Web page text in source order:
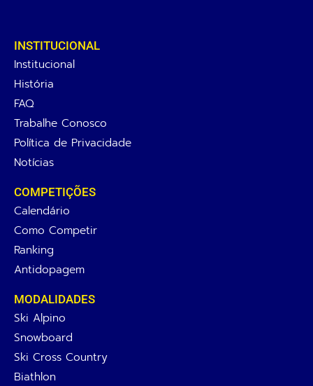
INSTITUCIONAL
Institucional
História
FAQ
Trabalhe Conosco
Política de Privacidade
Notícias
COMPETIÇÕES
Calendário
Como Competir
Ranking
Antidopagem
MODALIDADES
Ski Alpino
Snowboard
Ski Cross Country
Biathlon